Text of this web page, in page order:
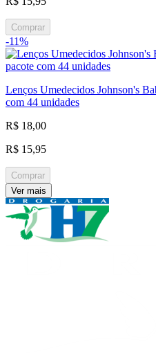
Comprar
-11%
Lenços Umedecidos Johnson's
com 44 unidades
R$ 18,00
R$ 15,95
Comprar
Ver mais